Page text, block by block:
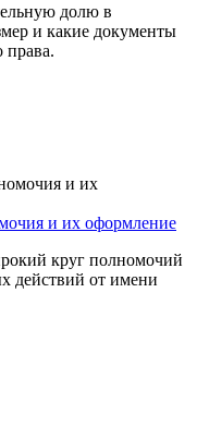
долю в
и какие документы
права.
и их оформление
круг полномочий
действий от имени